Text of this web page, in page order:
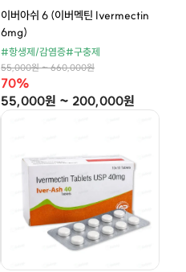
이버아쉬 6 (이버멕틴 Ivermectin
6mg)
#항생제/감염증#구충제
55,000원 ~ 660,000원
70%
55,000원 ~ 200,000원